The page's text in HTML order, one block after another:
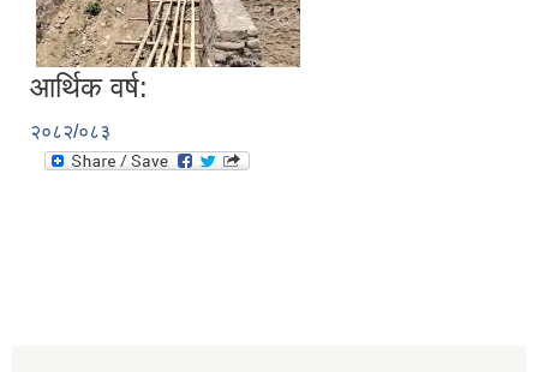
आर्थिक वर्ष:
२०८२/०८३